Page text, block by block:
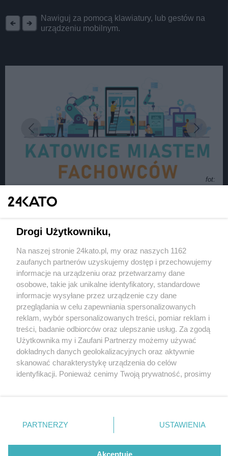
Nawiguj za pomocą klawiatury, lub gestów na
urządzeniu mobilnym.
fot:
Wystartowała czwarta edycja
4 / 4
Katowice Miastem
Fachowców
Wróć do artykułu:
Program Katowice Miastem Fachowców.
Wystartowała czwarta edycja
Wydawca mediów lokalnych
Nie zapomnij
zapoznać się z:
polityką prywatności regulamin korzystania z portali
Twojemiasto
Piekary Śląskie
Chorzów
Tarnowskie Góry
Gliwice
Skontakuj sięz nami
Kontakt
Wydawca
Redakcja
Drogi Użytkowniku,
Na naszej stronie 24kato.pl, my oraz naszych 1162
zaufanych partnerów uzyskujemy dostęp i przechowujemy
informacje na urządzeniu oraz przetwarzamy dane
osobowe, takie jak unikalne identyfikatory, standardowe
informacje wysyłane przez urządzenie czy dane
przeglądania w celu zapewniania spersonalizowanych
reklam, wybór spersonalizowanych treści, pomiar reklam i
treści, badanie odbiorców oraz ulepszanie usług. Za zgodą
Użytkownika my i Zaufani Partnerzy możemy używać
dokładnych danych geolokalizacyjnych oraz aktywnie
skanować charakterystykę urządzenia do celów
identyfikacji. Ponieważ cenimy Twoją prywatność, prosimy
prywatności znajdujący się w lewym dolnym rogu strony
. Niektóre rodzaje przetwarzania danych nie wymagają
zgody użytkownika, ale masz prawo sprzeciwić się
takiemu przetwarzaniu. Preferencje będą miały
PARTNERZY USTAWIENIA
Akceptuję